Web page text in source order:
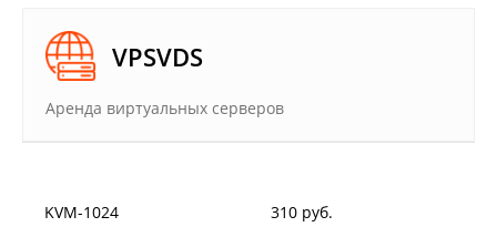
Контакты
Rutube
VPSVDS
Аренда виртуальных серверов
KVM-1024 310 руб.